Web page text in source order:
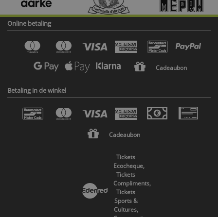
Online betaling
Cadeaubon
Betaling in de winkel
Cadeaubon
Tickets
Ecocheque,
Tickets
Compliments,
Tickets
Sports &
Cultures,